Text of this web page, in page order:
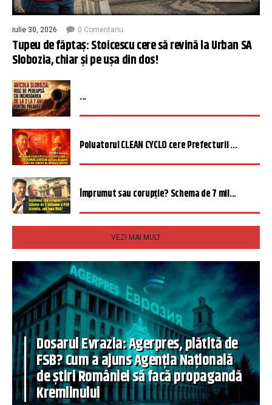
iulie 30, 2026 0 Comentariu
Tupeu de făptaș: Stoicescu cere să revină la Urban SA
Slobozia, chiar și pe ușa din dos!
...
Poluatorul CLEAN CYCLO cere Prefecturii ...
Împrumut sau corupție? Schema de 7 mil...
VEZI MAI MULT
Dosarul Evrazia: Agerpres, plătită de
FSB? Cum a ajuns Agenția Națională
de știri României să facă propagandă
Kremlinului